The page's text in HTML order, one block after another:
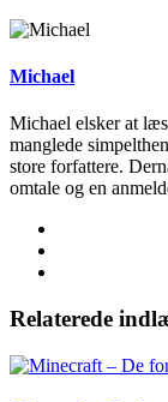
Michael
Michael elsker at
manglede
store forfattere.
omtale og en
Relaterede